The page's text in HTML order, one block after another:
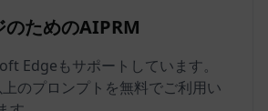
のためのAIPRM
Edgeもサポートしています。
のプロンプトを無料でご利用い